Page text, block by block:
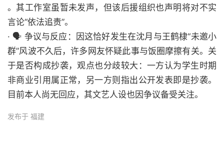
。其工作室虽暂未发声，但该后援组织也声明将对不实
言论“依法追责”。
· 🗣️ 争议与反应：因这恰好发生在沈月与王鹤棣“未邀小
群”风波不久后，许多网友怀疑此事与饭圈摩擦有关。关
于是否构成抄袭，观点也分歧较大：一方认为学生时期
非商业引用属正常，另一方则指出公开发表即是抄袭。
目前本人尚无回应，其文艺人设也因争议备受关注。
发布于 福建